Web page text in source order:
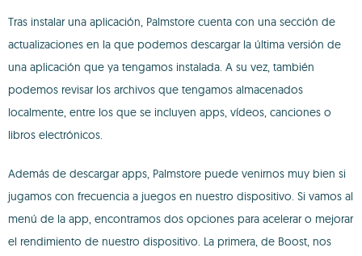
Tras instalar una aplicación, Palmstore cuenta con una sección de
actualizaciones en la que podemos descargar la última versión de
una aplicación que ya tengamos instalada. A su vez, también
podemos revisar los archivos que tengamos almacenados
localmente, entre los que se incluyen apps, vídeos, canciones o
libros electrónicos.
Además de descargar apps, Palmstore puede venirnos muy bien si
jugamos con frecuencia a juegos en nuestro dispositivo. Si vamos al
menú de la app, encontramos dos opciones para acelerar o mejorar
el rendimiento de nuestro dispositivo. La primera, de Boost, nos